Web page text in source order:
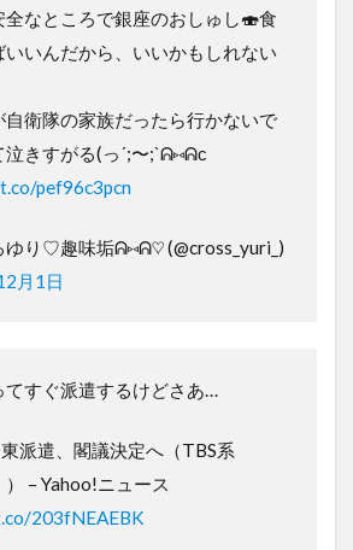
全なところで銀座のおしゅし🍣食
いいんだから、いいかもしれない
自衛隊の家族だったら行かないで
泣きすがる(っ´;〜;`ᕱ⑅ᕱс
pef96c3pcn
り♡趣味垢ᕱ⑅ᕱ♡ (@cross_yuri_)
月1日
てすぐ派遣するけどさあ…
派遣、閣議決定へ（TBS系
） – Yahoo!ニュース
203fNEAEBK